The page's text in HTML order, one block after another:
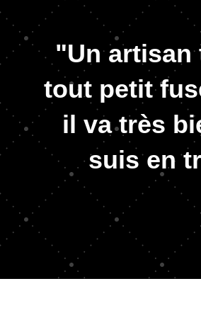
"Un artisan
tout petit
il va très
suis en